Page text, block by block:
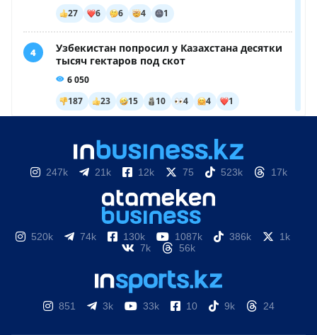
247k 21k 12k 75 523k 17k
520k 74k 130k 1087k 386k
1k
7k
56k
851 3k 33k 10 9k 24